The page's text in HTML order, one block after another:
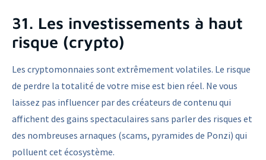
31. Les investissements à haut
risque (crypto)
Les cryptomonnaies sont extrêmement volatiles. Le risque
de perdre la totalité de votre mise est bien réel. Ne vous
laissez pas influencer par des créateurs de contenu qui
affichent des gains spectaculaires sans parler des risques et
des nombreuses arnaques (scams, pyramides de Ponzi) qui
polluent cet écosystème.